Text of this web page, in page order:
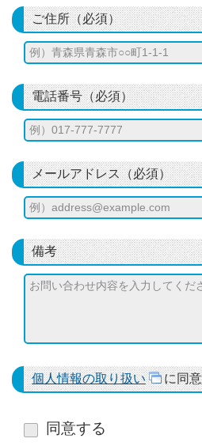
ご住所（必須）
電話番号（必須）
メールアドレス（必須）
備考
個人情報の取り扱い に同
同意する